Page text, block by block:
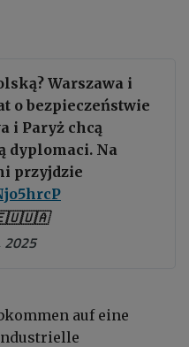
Warszawa i
o bezpieczeństwie
i Paryż chcą
dyplomaci. Na
przyjdzie
2025
auf eine